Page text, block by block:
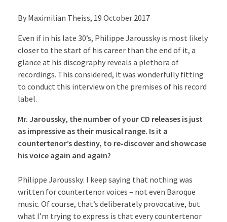
By Maximilian Theiss, 19 October 2017
Even if in his late 30’s, Philippe Jaroussky is most likely
closer to the start of his career than the end of it, a
glance at his discography reveals a plethora of
recordings. This considered, it was wonderfully fitting
to conduct this interview on the premises of his record
label.
Mr. Jaroussky, the number of your CD releases is just
as impressive as their musical range. Is it a
countertenor’s destiny, to re-discover and showcase
his voice again and again?
Philippe Jaroussky: I keep saying that nothing was
written for countertenor voices – not even Baroque
music. Of course, that’s deliberately provocative, but
what I’m trying to express is that every countertenor